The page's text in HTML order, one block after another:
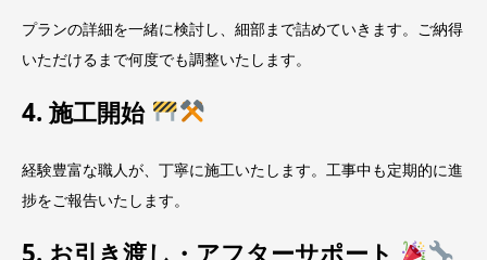
プランの詳細を一緒に検討し、細部まで詰めていきます。ご納得
いただけるまで何度でも調整いたします。
4. 施工開始
経験豊富な職人が、丁寧に施工いたします。工事中も定期的に進
捗をご報告いたします。
5. お引き渡し・アフターサポート